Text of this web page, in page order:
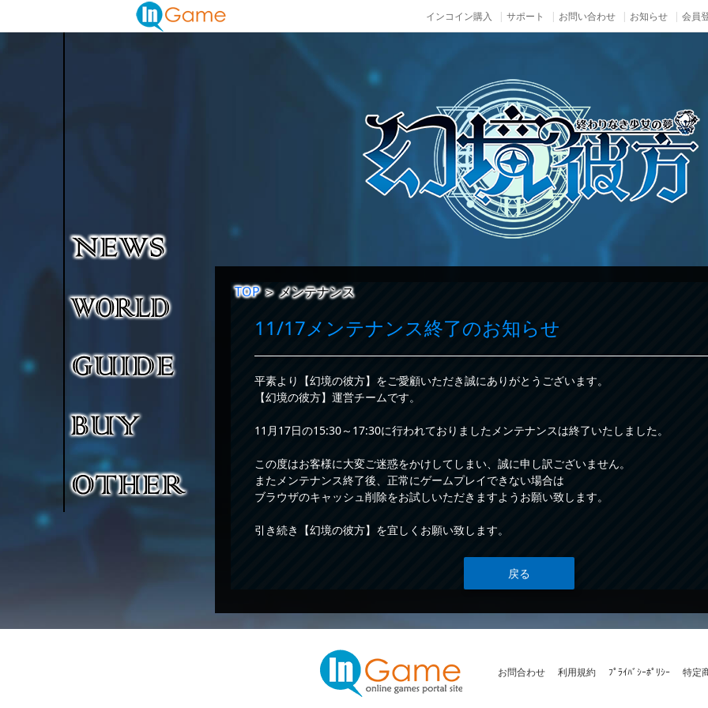
インコイン購入 サポート お問い合わせ お知らせ 会員
TOP＞メンテナンス
11/17メンテナンス終了のお知らせ
平素より【幻境の彼方】をご愛顧いただき誠にありがとうございます。
【幻境の彼方】運営チームです。
11月17日の15:30～17:30に行われておりましたメンテナンスは終了いたしました。
この度はお客様に大変ご迷惑をかけしてしまい、誠に申し訳ございません。
またメンテナンス終了後、正常にゲームプレイできない場合は
ブラウザのキャッシュ削除をお試しいただきますようお願い致します。
引き続き【幻境の彼方】を宜しくお願い致します。
戻る
お問合わせ 利用規約 ﾌﾟﾗｲﾊﾞｼｰﾎﾟﾘｼｰ 特定